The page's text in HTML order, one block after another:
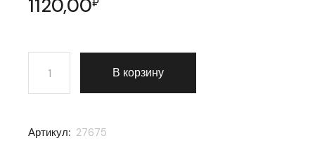
1120,00₽
Количество товара Ручка раздельная Fuaro (Фуаро)
В корзину
Артикул: 27675